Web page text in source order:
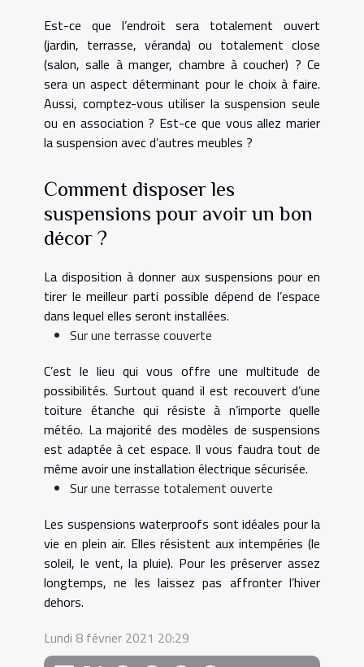
Est-ce que l’endroit sera totalement ouvert
(jardin, terrasse, véranda) ou totalement close
(salon, salle à manger, chambre à coucher) ? Ce
sera un aspect déterminant pour le choix à faire.
Aussi, comptez-vous utiliser la suspension seule
ou en association ? Est-ce que vous allez marier
la suspension avec d’autres meubles ?
Comment disposer les
suspensions pour avoir un bon
décor ?
La disposition à donner aux suspensions pour en
tirer le meilleur parti possible dépend de l’espace
dans lequel elles seront installées.
Sur une terrasse couverte
C’est le lieu qui vous offre une multitude de
possibilités. Surtout quand il est recouvert d’une
toiture étanche qui résiste à n’importe quelle
météo. La majorité des modèles de suspensions
est adaptée à cet espace. Il vous faudra tout de
même avoir une installation électrique sécurisée.
Sur une terrasse totalement ouverte
Les suspensions waterproofs sont idéales pour la
vie en plein air. Elles résistent aux intempéries (le
soleil, le vent, la pluie). Pour les préserver assez
longtemps, ne les laissez pas affronter l’hiver
dehors.
Lundi 8 février 2021 20:29